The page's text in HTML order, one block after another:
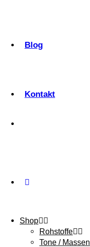
Blog
Kontakt
Shop
Rohstoffe
Tone / Massen